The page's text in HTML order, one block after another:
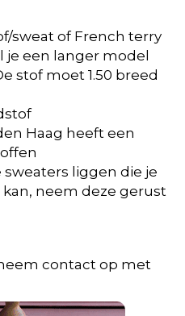
sweat of French terry
je een langer model
stof moet 1.50 breed
Haag heeft een
sweaters liggen die je
neem deze gerust
contact op met